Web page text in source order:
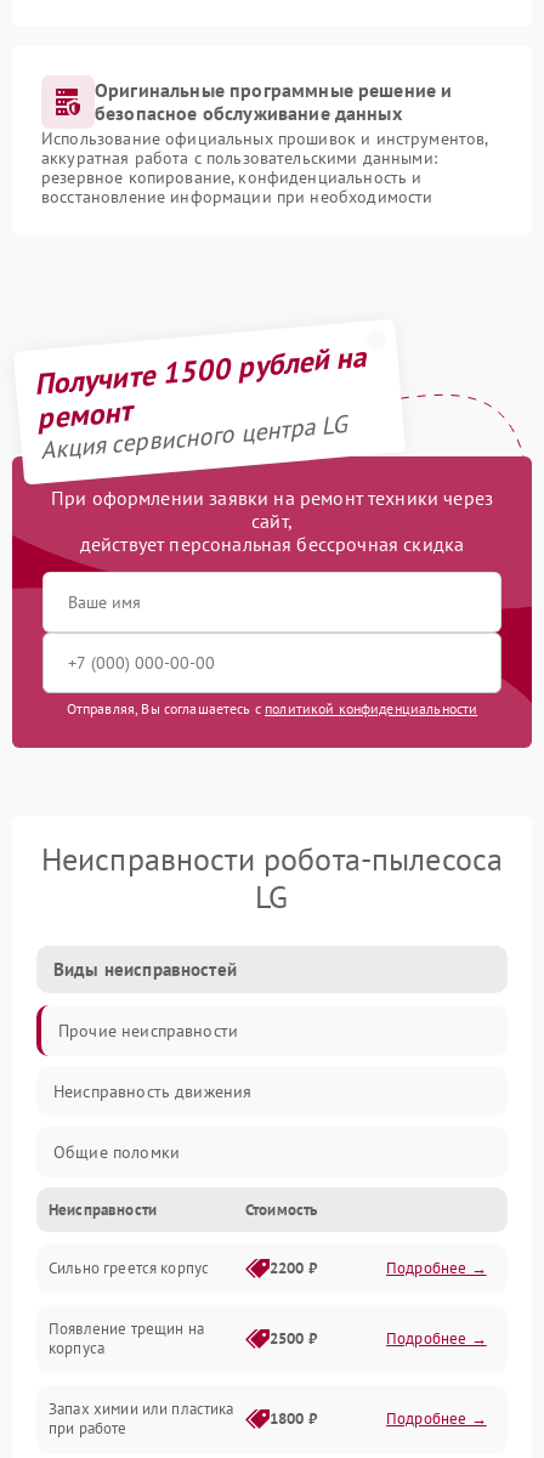
Оригинальные программные решение и
безопасное обслуживание данных
Использование официальных прошивок и инструментов,
аккуратная работа с пользовательскими данными:
резервное копирование, конфиденциальность и
восстановление информации при необходимости
Получите 1500 рублей на
ремонт
Акция сервисного центра LG
При оформлении заявки на ремонт техники через
сайт,
действует персональная бессрочная скидка
Отправляя, Вы соглашаетесь с политикой конфиденциальности
Неисправности робота-пылесоса
LG
Виды неисправностей
Прочие неисправности
Неисправность движения
Общие поломки
Неисправность датчиков
Неисправность программного обеспечения
Проблемы с сигналом
Неисправности Стоимость
Сильно греется корпус 2200 ₽ Подробнее →
Появление трещин на
корпуса
2500 ₽ Подробнее →
Запах химии или пластика
при работе
1800 ₽ Подробнее →